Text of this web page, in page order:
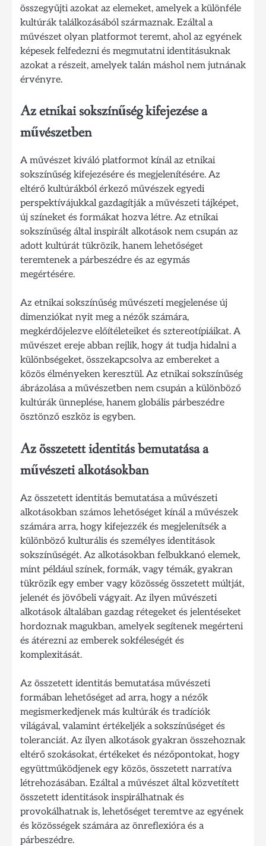
összegyűjti azokat az elemeket, amelyek a különféle
kultúrák találkozásából származnak. Ezáltal a
művészet olyan platformot teremt, ahol az egyének
képesek felfedezni és megmutatni identitásuknak
azokat a részeit, amelyek talán máshol nem jutnának
érvényre.
Az etnikai sokszínűség kifejezése a
művészetben
A művészet kiváló platformot kínál az etnikai
sokszínűség kifejezésére és megjelenítésére. Az
eltérő kultúrákból érkező művészek egyedi
perspektívájukkal gazdagítják a művészeti tájképet,
új színeket és formákat hozva létre. Az etnikai
sokszínűség által inspirált alkotások nem csupán az
adott kultúrát tükrözik, hanem lehetőséget
teremtenek a párbeszédre és az egymás
megértésére.
Az etnikai sokszínűség művészeti megjelenése új
dimenziókat nyit meg a nézők számára,
megkérdőjelezve előítéleteiket és sztereotípiáikat. A
művészet ereje abban rejlik, hogy át tudja hidalni a
különbségeket, összekapcsolva az embereket a
közös élményeken keresztül. Az etnikai sokszínűség
ábrázolása a művészetben nem csupán a különböző
kultúrák ünneplése, hanem globális párbeszédre
ösztönző eszköz is egyben.
Az összetett identitás bemutatása a
művészeti alkotásokban
Az összetett identitás bemutatása a művészeti
alkotásokban számos lehetőséget kínál a művészek
számára arra, hogy kifejezzék és megjelenítsék a
különböző kulturális és személyes identitások
sokszínűségét. Az alkotásokban felbukkanó elemek,
mint például színek, formák, vagy témák, gyakran
tükrözik egy ember vagy közösség összetett múltját,
jelenét és jövőbeli vágyait. Az ilyen művészeti
alkotások általában gazdag rétegeket és jelentéseket
hordoznak magukban, amelyek segítenek megérteni
és átérezni az emberek sokféleségét és
komplexitását.
Az összetett identitás bemutatása művészeti
formában lehetőséget ad arra, hogy a nézők
megismerkedjenek más kultúrák és tradíciók
világával, valamint értékeljék a sokszínűséget és
toleranciát. Az ilyen alkotások gyakran összehoznak
eltérő szokásokat, értékeket és nézőpontokat, hogy
együttműködjenek egy közös, összetett narratíva
létrehozásában. Ezáltal a művészet által közvetített
összetett identitások inspirálhatnak és
provokálhatnak is, lehetőséget teremtve az egyének
és közösségek számára az önreflexióra és a
párbeszédre.